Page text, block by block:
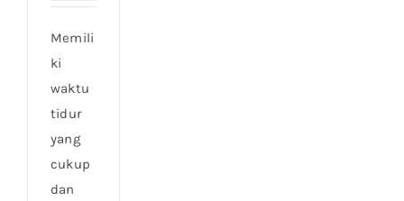
Memili
ki
waktu
tidur
yang
cukup
dan